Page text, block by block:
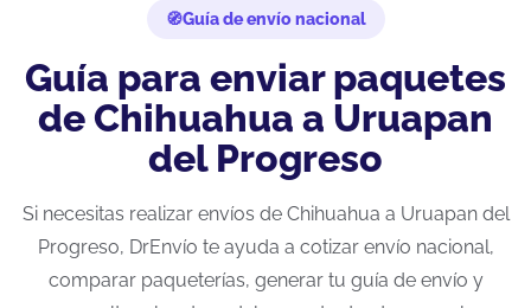
Guía de envío nacional
Guía para enviar paquetes
de Chihuahua a Uruapan
del Progreso
Si necesitas realizar envíos de Chihuahua a Uruapan del
Progreso, DrEnvío te ayuda a cotizar envío nacional,
comparar paqueterías, generar tu guía de envío y